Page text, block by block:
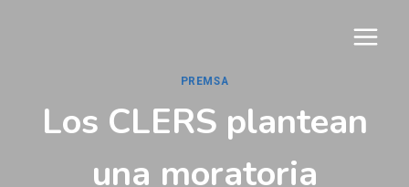
PREMSA
Los CLERS plantean
una moratoria